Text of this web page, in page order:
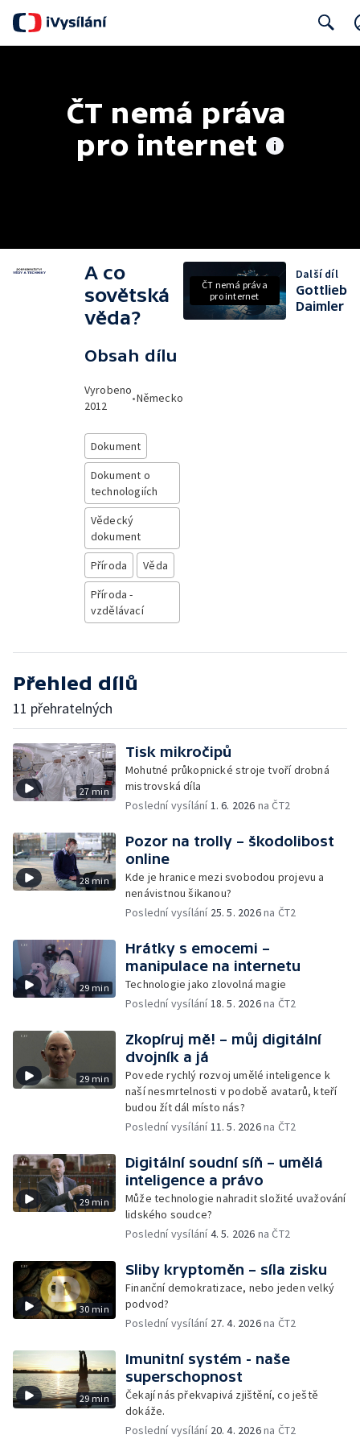
ČT nemá práva
pro internet
A co
sovětská
věda?
Obsah dílu
Vyrobeno
2012
•Německo
Dokument
Dokument o
technologiích
Vědecký
dokument
Příroda
Věda
Příroda -
vzdělávací
ČT nemá práva
pro internet
Další díl
Gottlieb
Daimler
Přehled dílů
11 přehratelných
27 min
Tisk mikročipů
Mohutné průkopnické stroje tvoří drobná
mistrovská díla
Poslední vysílání1. 6. 2026 na ČT2
28 min
Pozor na trolly – škodolibost
online
Kde je hranice mezi svobodou projevu a
nenávistnou šikanou?
Poslední vysílání 25. 5. 2026na ČT2
29 min
Hrátky s emocemi –
manipulace na internetu
Technologie jako zlovolná magie
Poslední vysílání18. 5. 2026na ČT2
29 min
Zkopíruj mě! – můj digitální
dvojník a já
Povede rychlý rozvoj umělé inteligence k
naší nesmrtelnosti v podobě avatarů, kteří
budou žít dál místo nás?
Poslední vysílání11. 5. 2026na ČT2
29 min
Digitální soudní síň – umělá
inteligence a právo
Může technologie nahradit složité uvažování
lidského soudce?
Poslední vysílání4. 5. 2026 na ČT2
30 min
Sliby kryptoměn – síla zisku
Finanční demokratizace, nebo jeden velký
podvod?
Poslední vysílání 27. 4. 2026na ČT2
29 min
Imunitní systém - naše
superschopnost
Čekají nás překvapivá zjištění, co ještě
dokáže.
Poslední vysílání 20. 4. 2026na ČT2